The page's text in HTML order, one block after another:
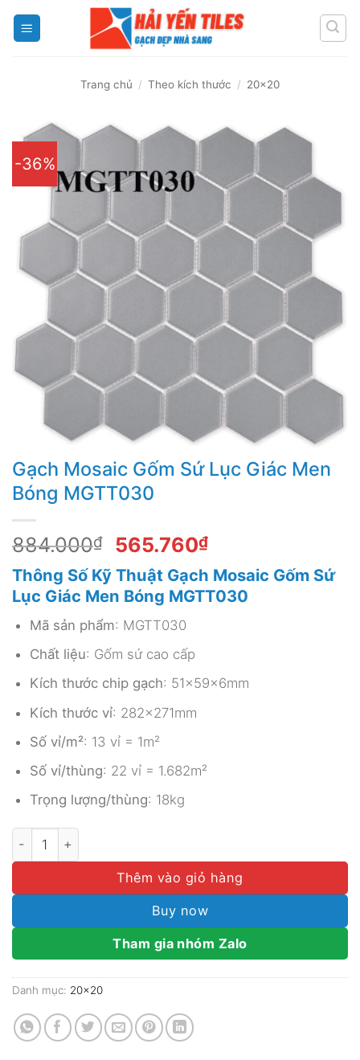
Trang chủ / Theo kích thước / 20x20
-36%
Gạch Mosaic Gốm Sứ Lục Giác Men
Bóng MGTT030
884.000₫
Giá
gốc
là:
884.000₫.
565.760₫Giá
hiện
tại
là:
Thông Số Kỹ Thuật Gạch Mosaic Gốm Sứ
Lục Giác Men Bóng MGTT030
Mã sản phẩm: MGTT030
Chất liệu: Gốm sứ cao cấp
Kích thước chip gạch: 51x59x6mm
Kích thước vỉ: 282x271mm
Số vỉ/m²: 13 vỉ = 1m²
Số vỉ/thùng: 22 vỉ = 1.682m²
Trọng lượng/thùng: 18kg
Gạch Mosaic Gốm Sứ Lục Giác Men Bóng MGTT030 số
Thêm vào giỏ hàng
Buy now
Tham gia nhóm Zalo
Danh mục: 20x20